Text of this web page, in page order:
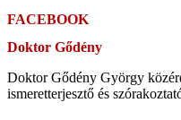
FACEBOOK
Doktor Gődény
Doktor Gődény György
ismeretterjesztő és